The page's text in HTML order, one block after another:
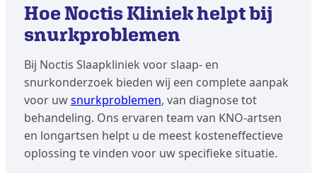
Hoe Noctis Kliniek helpt bij
snurkproblemen
Bij Noctis Slaapkliniek voor slaap- en
snurkonderzoek bieden wij een complete aanpak
voor uwsnurkproblemen, van diagnose tot
behandeling. Ons ervaren team van KNO-artsen
en longartsen helpt u de meest kosteneffectieve
oplossing te vinden voor uw specifieke situatie.